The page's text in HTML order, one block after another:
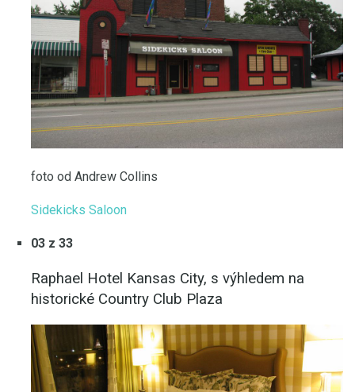
foto od Andrew Collins
Sidekicks Saloon
03 z 33
Raphael Hotel Kansas City, s výhledem na
historické Country Club Plaza